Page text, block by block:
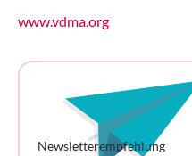
www.vdma.org
Newsletterempfehlung